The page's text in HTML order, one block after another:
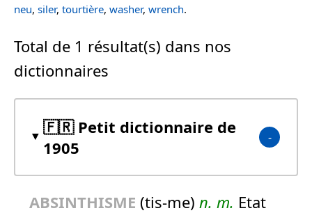
neu, siler, tourtière, washer, wrench.
Total de 1 résultat(s) dans nos
dictionnaires
🇫🇷 Petit dictionnaire de
1905
ABSINTHISME (tis-me) n. m. Etat